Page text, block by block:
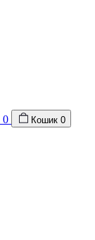
0 Кошик 0